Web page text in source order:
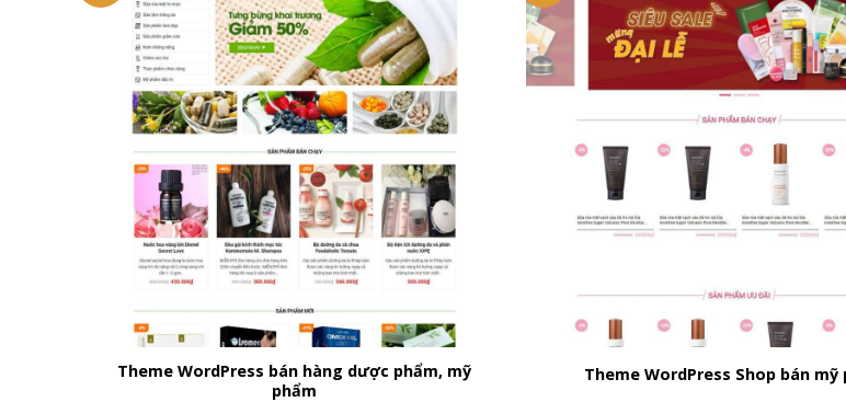
Theme WordPress bán hàng dược phẩm, mỹ
phẩm
Theme WordPress Shop bán mỹ